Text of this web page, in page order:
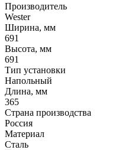
Производитель
Wester
Ширина, мм
691
Высота, мм
691
Тип установки
Напольный
Длина, мм
365
Страна производства
Россия
Материал
Сталь